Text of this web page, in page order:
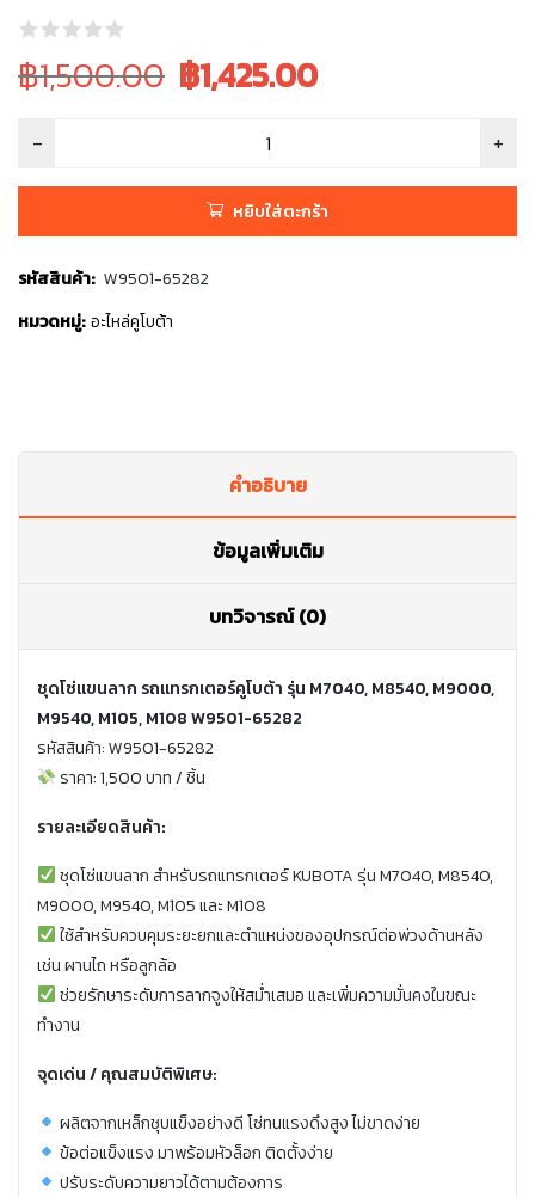
Original
price
was:
฿1,500.00 Current
price
฿1,425.00
หยิบใส่ตะกร้า
รหัสสินค้า: W9501-65282
หมวดหมู่: อะไหล่คูโบต้า
คำอธิบาย
ข้อมูลเพิ่มเติม
บทวิจารณ์ (0)
ชุดโซ่แขนลาก รถแทรกเตอร์คูโบต้า รุ่น M7040, M8540, M9000,
M9540, M105, M108 W9501-65282
รหัสสินค้า: W9501-65282
ราคา: 1,500 บาท / ชิ้น
รายละเอียดสินค้า:
ชุดโซ่แขนลาก สำหรับรถแทรกเตอร์ KUBOTA รุ่น M7040, M8540,
M9000, M9540, M105 และ M108
ใช้สำหรับควบคุมระยะยกและตำแหน่งของอุปกรณ์ต่อพ่วงด้านหลัง
เช่น ผานไถ หรือลูกล้อ
ช่วยรักษาระดับการลากจูงให้สม่ำเสมอ และเพิ่มความมั่นคงในขณะ
ทำงาน
จุดเด่น / คุณสมบัติพิเศษ:
ผลิตจากเหล็กชุบแข็งอย่างดี โซ่ทนแรงดึงสูง ไม่ขาดง่าย
ข้อต่อแข็งแรง มาพร้อมหัวล็อก ติดตั้งง่าย
ปรับระดับความยาวได้ตามต้องการ